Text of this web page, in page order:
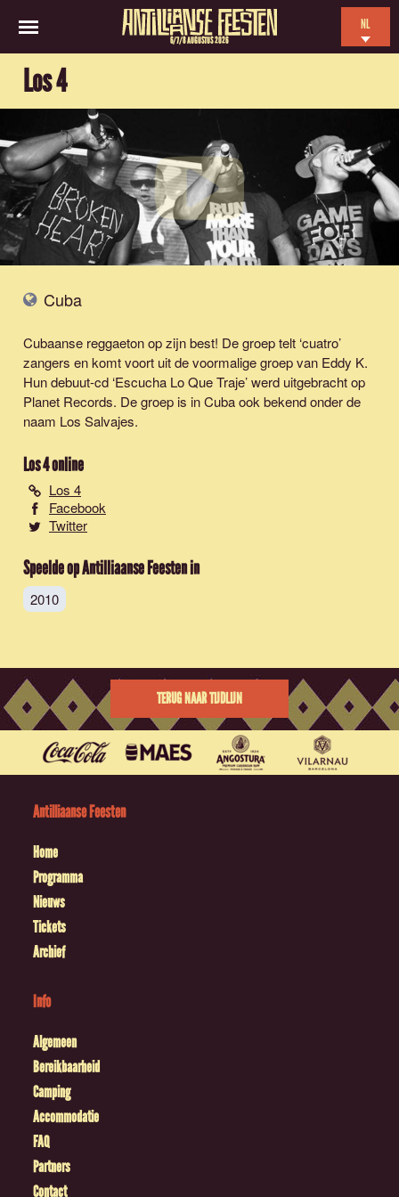
6/7/8 AUGUSTUS 2026
NL
Los 4
Cuba
Cubaanse reggaeton op zijn best! De groep telt ‘cuatro’
zangers en komt voort uit de voormalige groep van Eddy K.
Hun debuut-cd ‘Escucha Lo Que Traje’ werd uitgebracht op
Planet Records. De groep is in Cuba ook bekend onder de
naam Los Salvajes.
Los 4online
Los 4
Facebook
Twitter
Speelde op Antilliaanse Feesten in
2010
TERUG NAAR TIJDLIJN
Antilliaanse Feesten
Home
Programma
Nieuws
Tickets
Archief
Info
Algemeen
Bereikbaarheid
Camping
Accommodatie
FAQ
Partners
Contact